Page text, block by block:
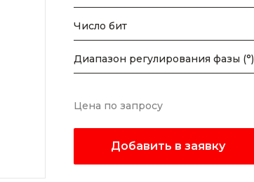
Число бит
Диапазон регулирования фазы (°)
Цена по запросу
Добавить в заявку